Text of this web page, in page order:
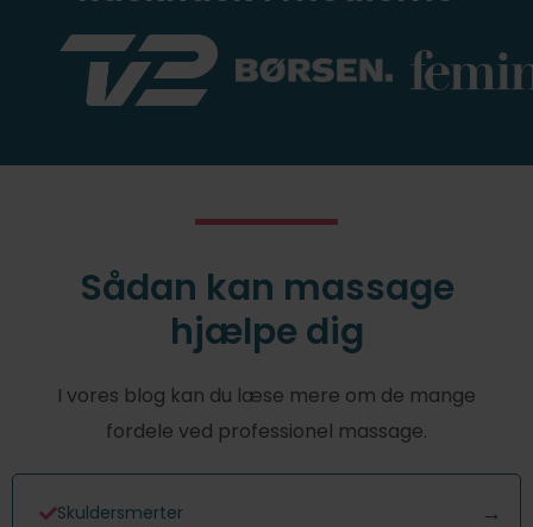
Sådan kan massage
hjælpe dig
I vores blog kan du læse mere om de mange
fordele ved professionel massage.
Skuldersmerter